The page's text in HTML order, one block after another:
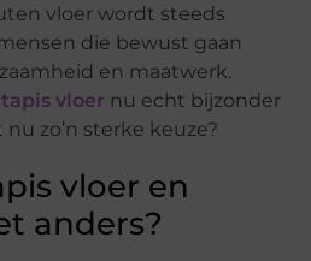
vloer wordt steeds
die bewust gaan
en maatwerk.
tapis vloer nu echt bijzonder
zo’n sterke keuze?
vloer en
anders?